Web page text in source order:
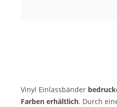
Vinyl Einlassbänder
Farben erhältlich. Durch